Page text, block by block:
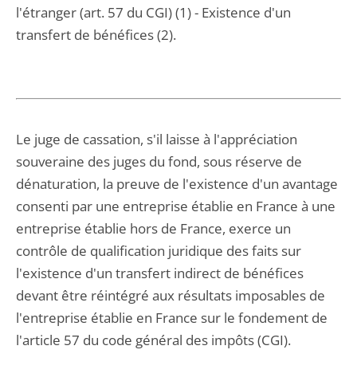
l'étranger (art. 57 du CGI) (1) - Existence d'un
transfert de bénéfices (2).
Le juge de cassation, s'il laisse à l'appréciation
souveraine des juges du fond, sous réserve de
dénaturation, la preuve de l'existence d'un avantage
consenti par une entreprise établie en France à une
entreprise établie hors de France, exerce un
contrôle de qualification juridique des faits sur
l'existence d'un transfert indirect de bénéfices
devant être réintégré aux résultats imposables de
l'entreprise établie en France sur le fondement de
l'article 57 du code général des impôts (CGI).